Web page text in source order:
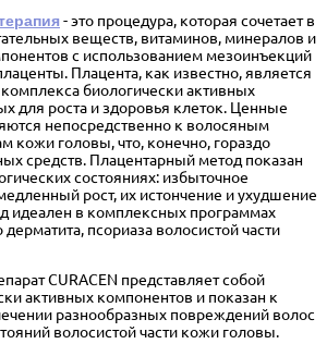
- это процедура, которая сочетает в
веществ, витаминов, минералов и
с использованием мезоинъекций
Плацента, как известно, является
биологически активных
для роста и здоровья клеток. Ценные
непосредственно к волосяным
кожи головы, что, конечно, гораздо
средств. Плацентарный метод показан
состояниях: избыточное
рост, их истончение и ухудшение
идеален в комплексных программах
псориаза волосистой части
CURACEN представляет собой
активных компонентов и показан к
разнообразных повреждений волос
волосистой части кожи головы.